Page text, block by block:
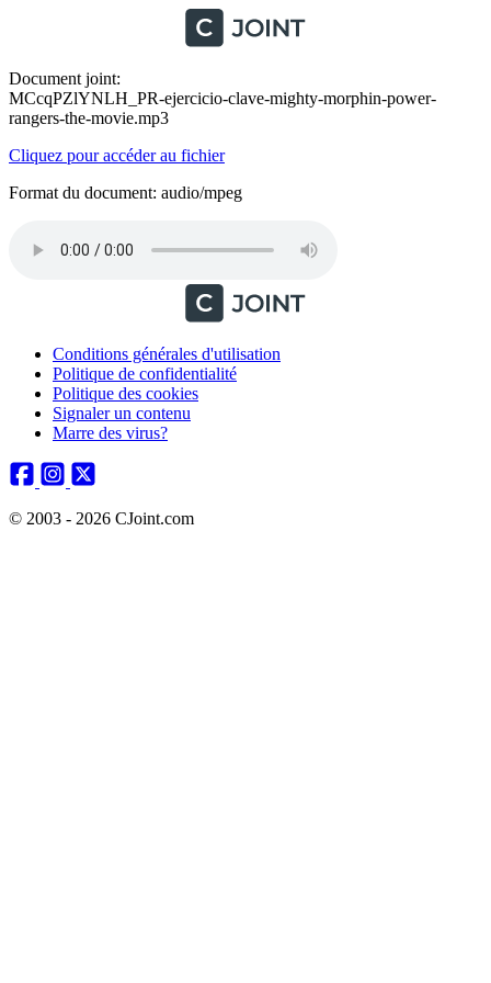
Document joint:
MCcqPZlYNLH_PR-ejercicio-clave-mighty-morphin-power-
rangers-the-movie.mp3
Cliquez pour accéder au fichier
Format du document: audio/mpeg
Conditions générales d'utilisation
Politique de confidentialité
Politique des cookies
Signaler un contenu
Marre des virus?
© 2003 - 2026 CJoint.com